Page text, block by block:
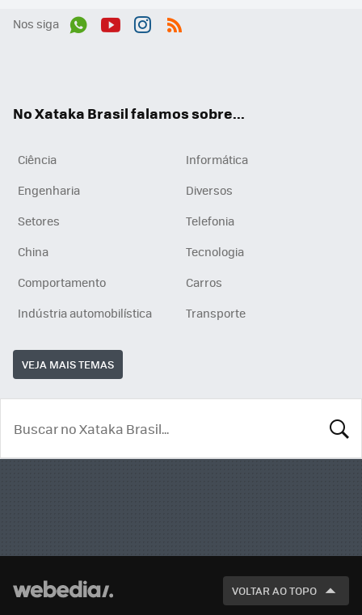
Nos siga
No Xataka Brasil falamos sobre...
Ciência
Informática
Engenharia
Diversos
Setores
Telefonia
China
Tecnologia
Comportamento
Carros
Indústria automobilística
Transporte
VEJA MAIS TEMAS
VOLTAR AO TOPO